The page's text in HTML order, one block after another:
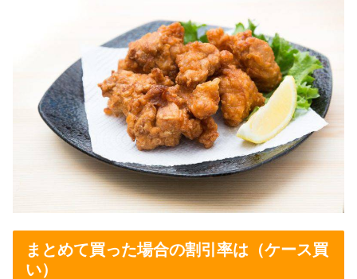
まとめて買った場合の割引率は（ケース買
い）